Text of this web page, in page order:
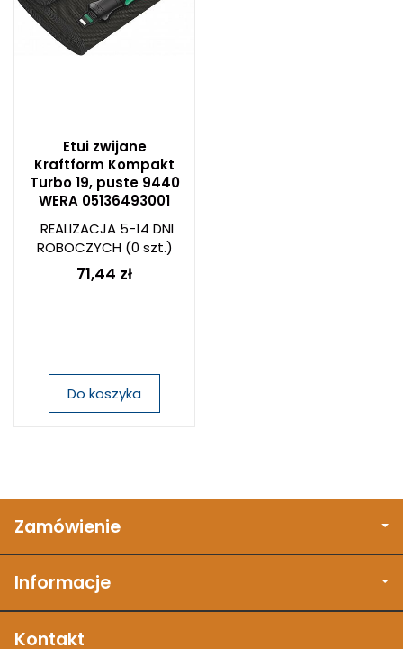
Etui zwijane
Kraftform Kompakt
Turbo 19, puste 9440
WERA 05136493001
REALIZACJA 5-14 DNI
ROBOCZYCH(0 szt.)
71,44 zł
Do koszyka
Zamówienie
Informacje
Kontakt